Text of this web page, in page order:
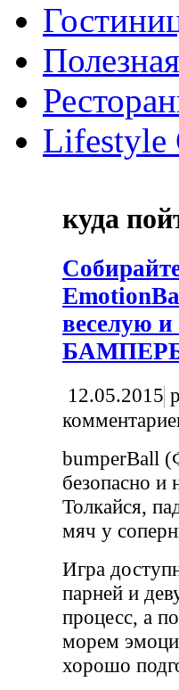
Lifestyle
куда
веселую
12.05.2015
bumperBall
безопасно и
Толкайся,
мяч у
Игра
парней и
процесс, а
морем
хорошо